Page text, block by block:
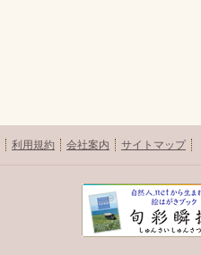
利用規約 会社案内 サイトマップ